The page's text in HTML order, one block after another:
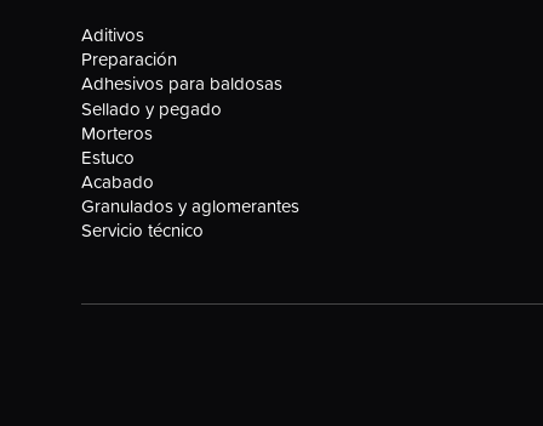
Aditivos
Preparación
Adhesivos para baldosas
Sellado y pegado
Morteros
Estuco
Acabado
Granulados y aglomerantes
Servicio técnico